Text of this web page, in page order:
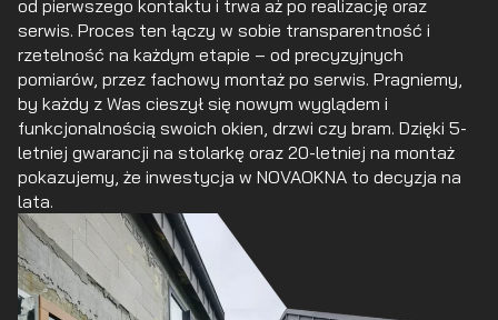
od pierwszego kontaktu i trwa aż po realizację oraz
serwis. Proces ten łączy w sobie transparentność i
rzetelność na każdym etapie – od precyzyjnych
pomiarów, przez fachowy montaż po serwis. Pragniemy,
by każdy z Was cieszył się nowym wyglądem i
funkcjonalnością swoich okien, drzwi czy bram. Dzięki 5-
letniej gwarancji na stolarkę oraz 20-letniej na montaż
pokazujemy, że inwestycja w NOVAOKNA to decyzja na
lata.